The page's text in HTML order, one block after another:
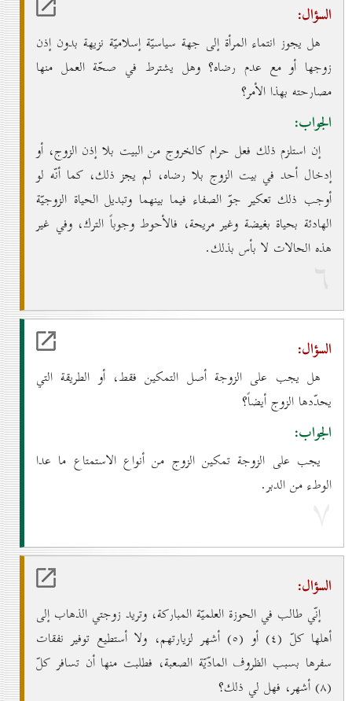
السؤال:
هل يجوز انتماء المرأة إلى جهة سياسيّة إسلاميّة نزيهة بدون إذن
زوجها أو مع عدم رضاه؟ وهل يشترط في صحّة العمل منها
مصارحته بهذا الأمر؟
الجواب:
إن استلزم ذلك فعل حرام كالخروج من البيت بلا إذن الزوج، أو
إدخال أحد في بيت الزوج بلا رضاه، لم يجز ذلك، كما أنّه لو
أوجب ذلك تعكير جوّ الصفاء فيما بينهما وتبديل الحياة الزوجيّة
الهادئة بحياة بغيضة وغير مريحة، فالأحوط وجوباً الترك، وفي غير
هذه الحالات لا بأس بذلك.
٦
السؤال:
هل يجب على الزوجة أصل التمكين فقط، أو الطريقة التي
يحدّدها الزوج أيضاً؟
الجواب:
يجب على الزوجة تمكين الزوج من أنواع الاستمتاع ما عدا
الوطء من الدبر.
۷
السؤال:
إنّي طالب في الحوزة العلميّة المباركة، وتريد زوجتي الذهاب إلى
أهلها كلّ (٤) أو (٥) أشهر لزيارتهم، ولا أستطيع توفير نفقات
سفرها بسبب الظروف المادّيّة الصعبة، فطلبت منها أن تسافر كلّ
(۸) أشهر، فهل لي ذلك؟